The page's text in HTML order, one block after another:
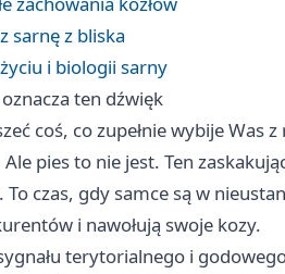
sarnę z bliska
i biologii sarny
ten dźwięk
coś, co zupełnie wybije Was
pies to nie jest. Ten
. To czas, gdy samce są w
i nawołują swoje kozy.
terytorialnego i